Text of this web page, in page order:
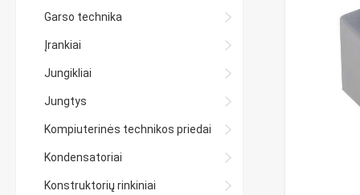
Garso technika
Įrankiai
Jungikliai
Jungtys
Kompiuterinės technikos priedai
Kondensatoriai
Konstruktorių rinkiniai